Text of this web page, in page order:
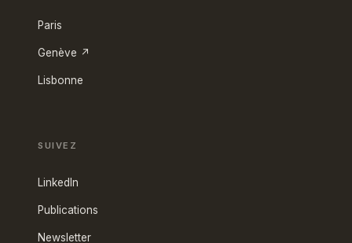
Paris
Genève ↗
Lisbonne
SUIVEZ
LinkedIn
Publications
Newsletter